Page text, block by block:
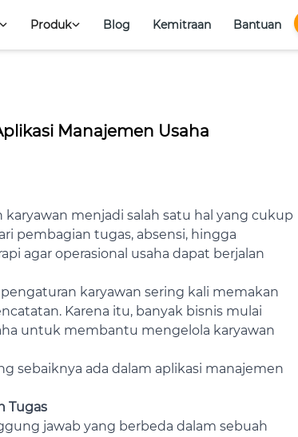
Produk Blog Kemitraan Bantuan
Manajemen Usaha
menjadi salah satu hal yang cukup
pembagian tugas, absensi, hingga
agar operasional usaha dapat berjalan
karyawan sering kali memakan
Karena itu, banyak bisnis mulai
untuk membantu mengelola karyawan
sebaiknya ada dalam aplikasi manajemen
Tugas
jawab yang berbeda dalam sebuah